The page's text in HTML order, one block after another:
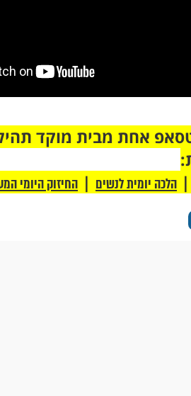
| הלכה יומית לנשים | החיזוק היומי